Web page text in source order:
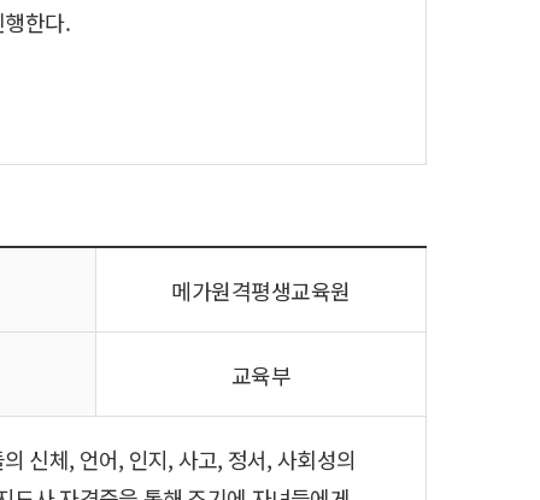
한다.
메가원격평생교육원
교육부
신체, 언어, 인지, 사고, 정서, 사회성의